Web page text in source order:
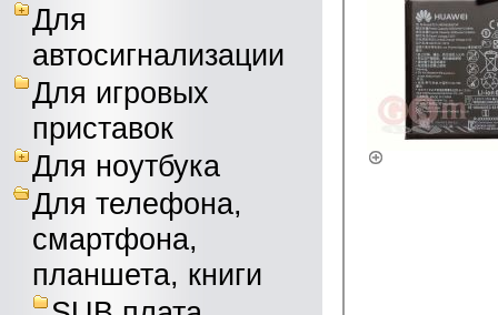
Для
автосигнализации
Для игровых
приставок
Для ноутбука
Для телефона,
смартфона,
планшета, книги